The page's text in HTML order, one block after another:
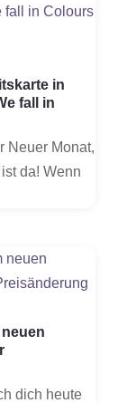
in
fall in
Neuer Monat,
da! Wenn
dich heute